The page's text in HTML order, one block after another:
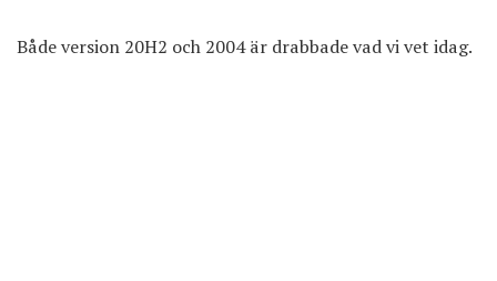
Både version 20H2 och 2004 är drabbade vad vi vet idag.